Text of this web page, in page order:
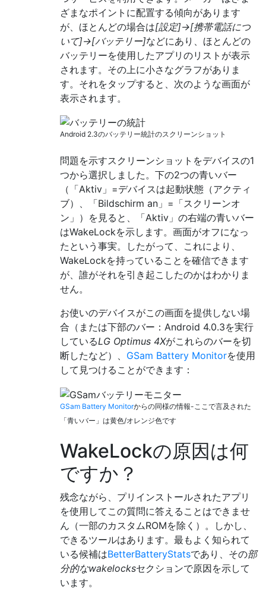
ざまなポイントに配置する傾向があります
が、ほとんどの場合は[設定]→[携帯電話につ
いて]→[バッテリー]などにあり、ほとんどの
バッテリーを使用したアプリのリストが表示
されます。その上に小さなグラフがありま
す。それをタップすると、次のような画面が
表示されます。
Android 2.3のバッテリー統計のスクリーンショット
問題を示すスクリーンショットをデバイスの1
つから選択しました。下の2つの青いバー
（「Aktiv」=デバイスは起動状態（アクティ
ブ）、「Bildschirm an」=「スクリーンオ
ン」）を見ると、「Aktiv」の右端の青いバー
はWakeLockを示します。画面がオフになっ
たという事実。したがって、これにより、
WakeLockを持っていることを確信できます
が、誰がそれを引き起こしたのかはわかりま
せん。
お使いのデバイスがこの画面を提供しない場
合（または下部のバー：Android 4.0.3を実行
しているLG Optimus 4Xがこれらのバーを切
断したなど）、 GSam Battery Monitorを使用
して見つけることができます：
GSam Battery Monitorからの同様の情報-ここで言及された
「青いバー」は黄色/オレンジ色です
WakeLockの原因は何
ですか？
残念ながら、プリインストールされたアプリ
を使用してこの質問に答えることはできませ
ん（一部のカスタムROMを除く）。しかし、
できるツールはあります。最もよく知られて
いる候補はBetterBatteryStatsであり、その部
分的なwakelocksセクションで原因を示して
います。